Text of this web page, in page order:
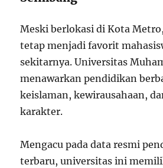
Meski berlokasi di Kota
tetap menjadi favorit
sekitarnya. Universitas
menawarkan pendidikan
keislaman, kewirausahaan,
karakter.
Mengacu pada data resmi
terbaru, universitas ini